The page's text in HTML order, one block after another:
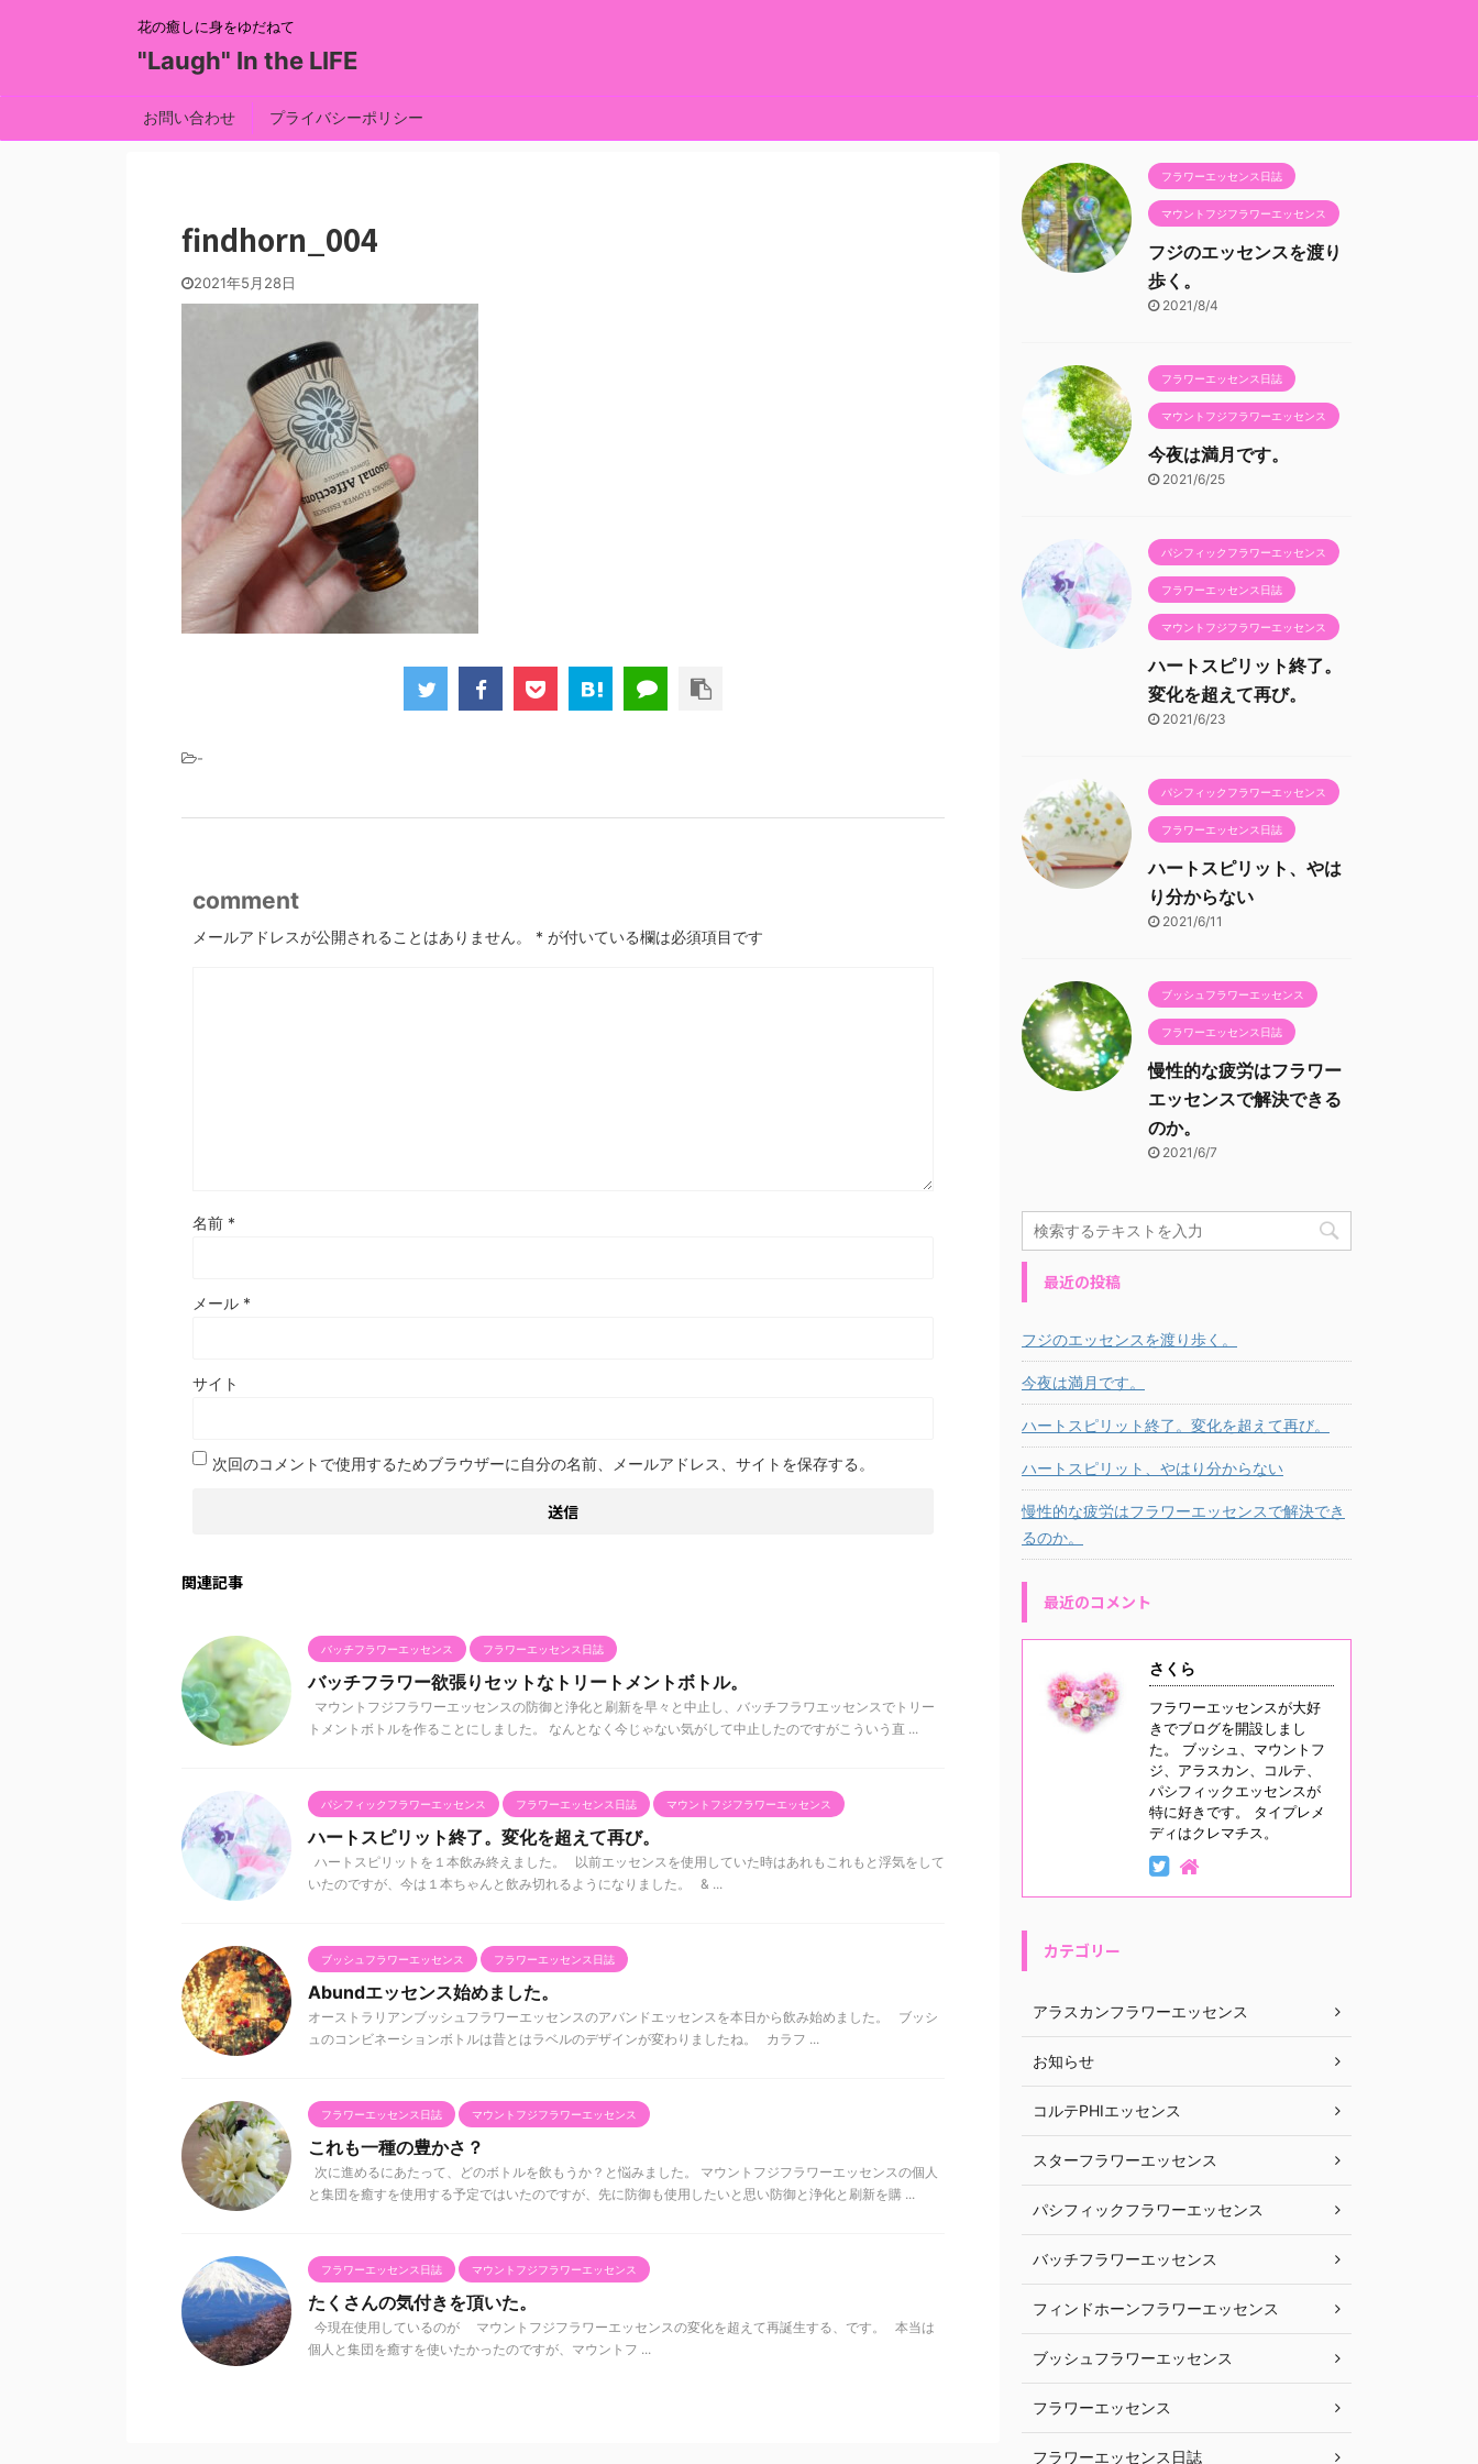
花の癒しに身をゆだねて
"Laugh" In the LIFE
お問い合わせ プライバシーポリシー
findhorn_004
2021年5月28日
-
comment
メールアドレスが公開されることはありません。 * が付いている欄は必須項目です
名前 *
メール *
サイト
次回のコメントで使用するためブラウザーに自分の名前、メールアドレス、サイトを保存する。
関連記事
バッチフラワーエッセンス フラワーエッセンス日誌
バッチフラワー欲張りセットなトリートメントボトル。
マウントフジフラワーエッセンスの防御と浄化と刷新を早々と中止し、バッチフラワエッセンスでトリー
トメントボトルを作ることにしました。 なんとなく今じゃない気がして中止したのですがこういう直 ...
パシフィックフラワーエッセンス フラワーエッセンス日誌 マウントフジフラワーエッセンス
ハートスピリット終了。変化を超えて再び。
ハートスピリットを１本飲み終えました。 以前エッセンスを使用していた時はあれもこれもと浮気をして
いたのですが、今は１本ちゃんと飲み切れるようになりました。 & ...
ブッシュフラワーエッセンス フラワーエッセンス日誌
Abundエッセンス始めました。
オーストラリアンブッシュフラワーエッセンスのアバンドエッセンスを本日から飲み始めました。 ブッシ
ュのコンビネーションボトルは昔とはラベルのデザインが変わりましたね。 カラフ ...
フラワーエッセンス日誌 マウントフジフラワーエッセンス
これも一種の豊かさ？
次に進めるにあたって、どのボトルを飲もうか？と悩みました。 マウントフジフラワーエッセンスの個人
と集団を癒すを使用する予定ではいたのですが、先に防御も使用したいと思い防御と浄化と刷新を購 ...
フラワーエッセンス日誌 マウントフジフラワーエッセンス
たくさんの気付きを頂いた。
今現在使用しているのが マウントフジフラワーエッセンスの変化を超えて再誕生する、です。 本当は
個人と集団を癒すを使いたかったのですが、マウントフ ...
フラワーエッセンス日誌
マウントフジフラワーエッセンス
フジのエッセンスを渡り
歩く。
2021/8/4
フラワーエッセンス日誌
マウントフジフラワーエッセンス
今夜は満月です。
2021/6/25
パシフィックフラワーエッセンス
フラワーエッセンス日誌
マウントフジフラワーエッセンス
ハートスピリット終了。
変化を超えて再び。
2021/6/23
パシフィックフラワーエッセンス
フラワーエッセンス日誌
ハートスピリット、やは
り分からない
2021/6/11
ブッシュフラワーエッセンス
フラワーエッセンス日誌
慢性的な疲労はフラワー
エッセンスで解決できる
のか。
2021/6/7
最近の投稿
フジのエッセンスを渡り歩く。
今夜は満月です。
ハートスピリット終了。変化を超えて再び。
ハートスピリット、やはり分からない
慢性的な疲労はフラワーエッセンスで解決でき
るのか。
最近のコメント
さくら
フラワーエッセンスが大好
きでブログを開設しまし
た。 ブッシュ、マウントフ
ジ、アラスカン、コルテ、
パシフィックエッセンスが
特に好きです。 タイプレメ
ディはクレマチス。
カテゴリー
アラスカンフラワーエッセンス
お知らせ
コルテPHIエッセンス
スターフラワーエッセンス
パシフィックフラワーエッセンス
バッチフラワーエッセンス
フィンドホーンフラワーエッセンス
ブッシュフラワーエッセンス
フラワーエッセンス
フラワーエッセンス日誌